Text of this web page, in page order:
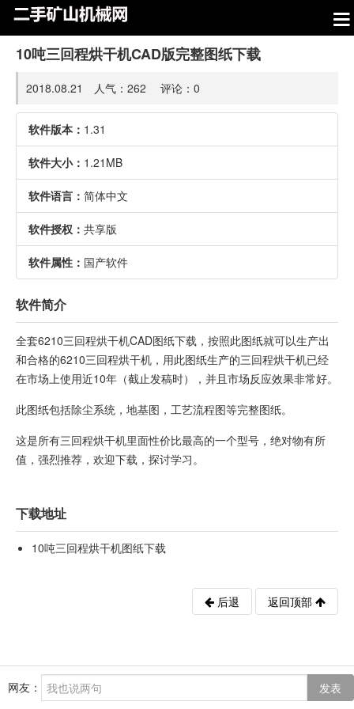
10吨三回程烘干机CAD版完整图纸下载
2018.08.21 人气： 262 评论： 0
软件版本： 1.31
软件大小： 1.21MB
软件语言： 简体中文
软件授权： 共享版
软件属性： 国产软件
软件简介
全套6210三回程烘干机CAD图纸下载，按照此图纸就可以生产出
和合格的6210三回程烘干机，用此图纸生产的三回程烘干机已经
在市场上使用近10年（截止发稿时），并且市场反应效果非常好。
此图纸包括除尘系统，地基图，工艺流程图等完整图纸。
这是所有三回程烘干机里面性价比最高的一个型号，绝对物有所
值，强烈推荐，欢迎下载，探讨学习。
下载地址
10吨三回程烘干机图纸下载
后退 返回顶部
网友： 发表